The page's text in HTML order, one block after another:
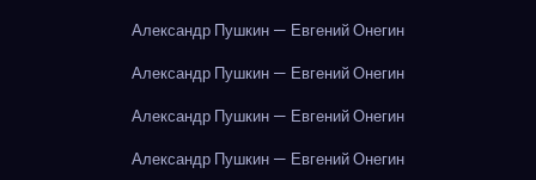
Александр Пушкин — Евгений Онегин
Александр Пушкин — Евгений Онегин
Александр Пушкин — Евгений Онегин
Александр Пушкин — Евгений Онегин